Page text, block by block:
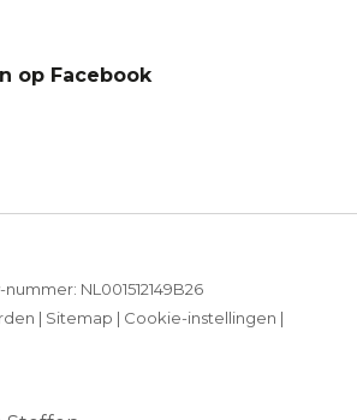
op Facebook
NL001512149B26
| Sitemap | Cookie-instellingen |